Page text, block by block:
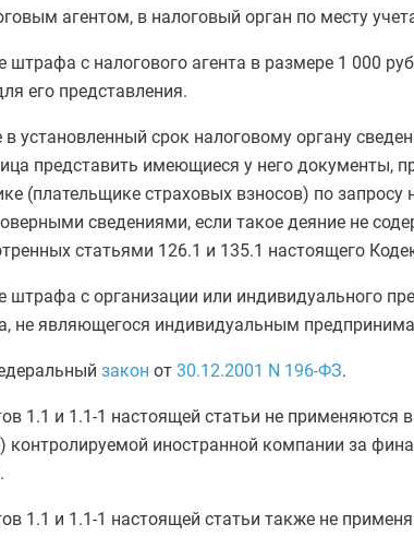
агентом, в налоговый орган по месту
штрафа с налогового агента в размере 1 000
его представления.
в установленный срок налоговому органу
представить имеющиеся у него документы,
(плательщике страховых взносов) по
сведениями, если такое деяние не
статьями 126.1 и 135.1 настоящего
штрафа с организации или индивидуального
не являющегося индивидуальным
закон от 30.12.2001 N 196-ФЗ.
1.1 и 1.1-1 настоящей статьи не
контролируемой иностранной компании за
1.1 и 1.1-1 настоящей статьи также не